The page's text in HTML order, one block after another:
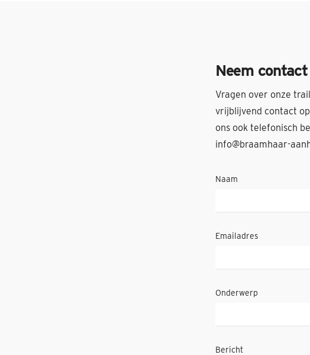
Neem
Vragen over onze
vrijblijvend contact
ons ook telefonisch
info@braamhaar-
Naam
Emailadres
Onderwerp
Bericht